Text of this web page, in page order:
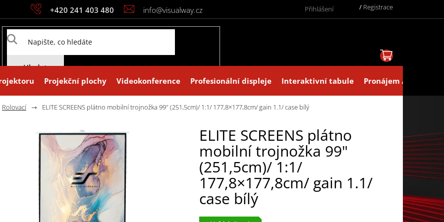
+420 241 403 480 info@visualway.cz Přihlášení / Registrace
Hledat
Projekční plochy Videokonference Profesionální displeje Interaktivní tabule Pronájem AV
Rolovací ELITE SCREENS plátno mobilní trojnožka 99" (251,5cm)/ 1:1/ 177,8×177,8cm/ gain 1.1/ case bílý
ELITE SCREENS plátno
mobilní trojnožka 99"
(251,5cm)/ 1:1/
177,8×177,8cm/ gain 1.1/
case bílý